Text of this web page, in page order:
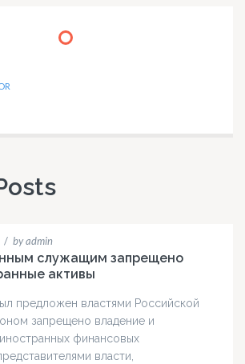
/ by admin
служащим запрещено
активы
предложен властями Российской
запрещено владение и
финансовых
власти,